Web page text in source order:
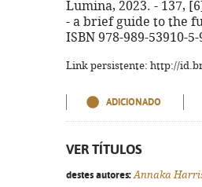
Lumina, 2023. - 137,
- a brief guide to the
ISBN 978-989-53910-5-
Link persistente: http://
ADICIONADO
VER TÍTULOS
destes autores: Annaka